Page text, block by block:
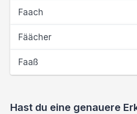
Faach
Fäächer
Faaß
Hast du eine genauere